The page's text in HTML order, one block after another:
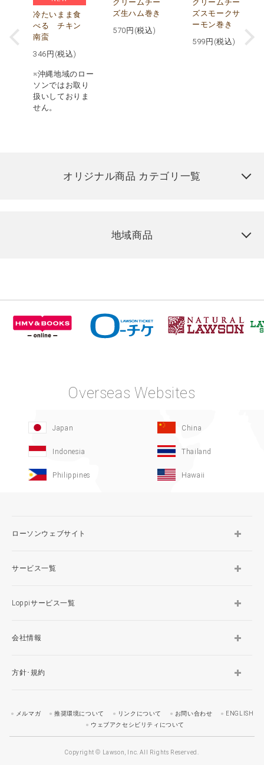
冷たいまま食
べる チキン
南蛮
346 円(税込)
※沖縄地域のロー
ソンではお取り
扱いしておりま
せん。
クリームチー
ズ生ハム巻き
570 円(税込)
クリームチー
ズスモークサ
ーモン巻き
599 円(税込)
オリジナル商品 カテゴリ一覧
地域商品
Overseas Websites
Japan China
Indonesia Thailand
Philippines Hawaii
ローソンウェブサイト
サービス一覧
Loppiサービス一覧
会社情報
方針･規約
メルマガ 推奨環境について リンクについて お問い合わせ
ENGLISH
ウェブアクセシビリティについて
Copyright © Lawson, Inc. All Rights Reserved.